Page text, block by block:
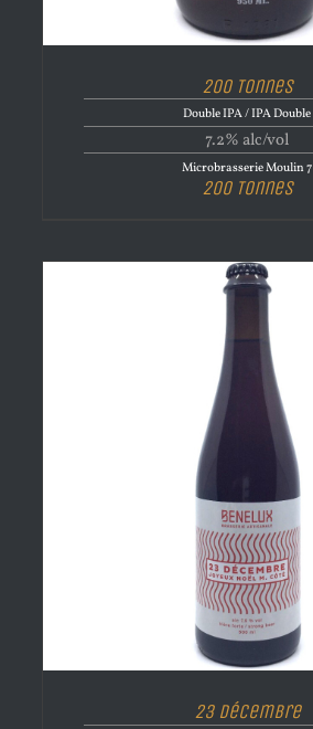
200 Tonnes
Double IPA / IPA Double
7.2% alc/vol
Microbrasserie Moulin 7
200 Tonnes
23 Décembre